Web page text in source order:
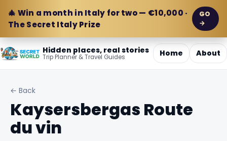
🎄 Win a month in Italy for two — €10,000 ·
The Secret Italy Prize
GO
→
Hidden places, real stories
Trip Planner & Travel Guides Home About
← Back
Kaysersbergas Route
du vin